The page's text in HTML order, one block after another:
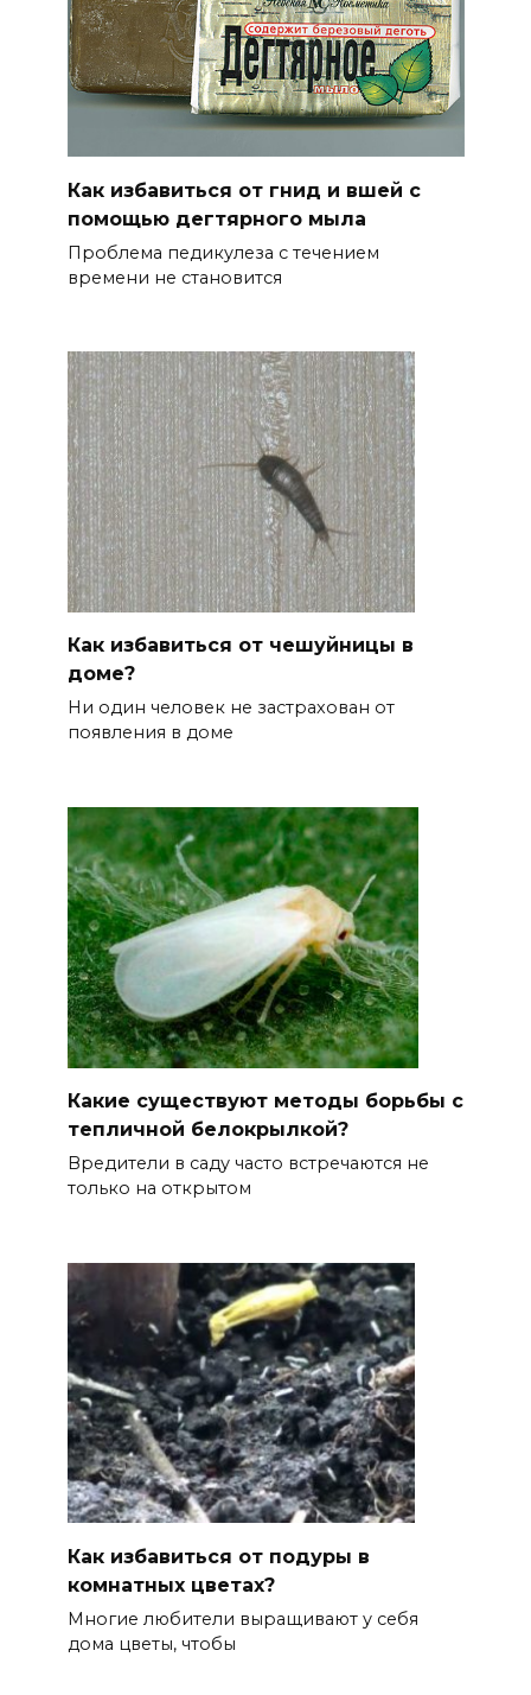
Как избавиться от гнид и вшей с
помощью дегтярного мыла
Проблема педикулеза с течением
времени не становится
Как избавиться от чешуйницы в
доме?
Ни один человек не застрахован от
появления в доме
Какие существуют методы борьбы с
тепличной белокрылкой?
Вредители в саду часто встречаются не
только на открытом
Как избавиться от подуры в
комнатных цветах?
Многие любители выращивают у себя
дома цветы, чтобы